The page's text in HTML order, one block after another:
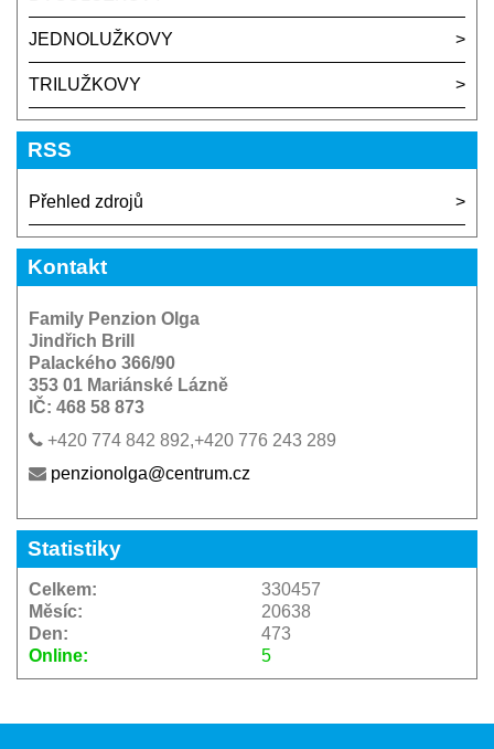
JEDNOLUŽKOVY
TRILUŽKOVY
RSS
Přehled zdrojů
Kontakt
Family Penzion Olga
Jindřich Brill
Palackého 366/90
353 01 Mariánské Lázně
IČ: 468 58 873
+420 774 842 892,+420 776 243 289
penzionolga@centrum.cz
Statistiky
Online: 5
Celkem:
330457
Měsíc:
20638
Den:
473